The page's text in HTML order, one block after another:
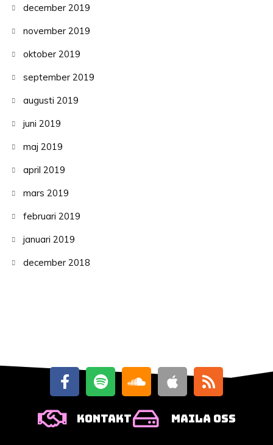
december 2019
november 2019
oktober 2019
september 2019
augusti 2019
juni 2019
maj 2019
april 2019
mars 2019
februari 2019
januari 2019
december 2018
Kontakt Maila oss